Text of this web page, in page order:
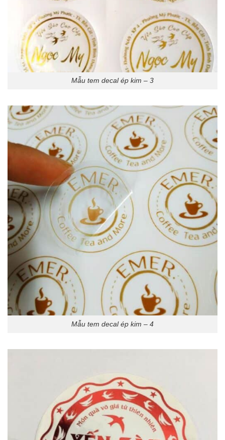
Mẫu tem decal ép kim – 3
Mẫu tem decal ép kim – 4